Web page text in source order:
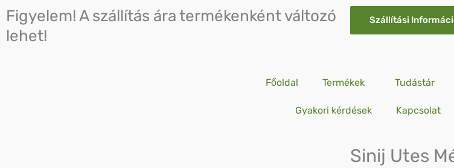
Skip
content
Figyelem! A szállítás ára termékenként változó
lehet!
Szállítási
Főoldal Termékek Tudástár
Gyakori kérdések Kapcsolat
Sinij Utes